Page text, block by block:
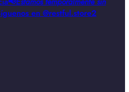
en @restful.store2